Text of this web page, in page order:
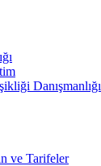
Danışmanlığı
ve Tarifeler